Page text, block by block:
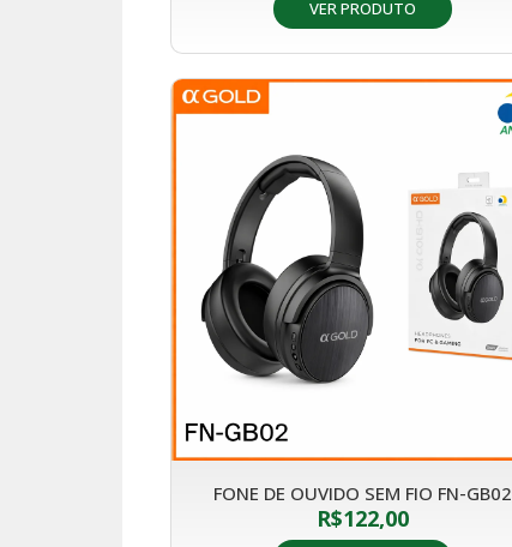
VER PRODUTO
FONE DE OUVIDO SEM FIO FN-GB02
R$122,00